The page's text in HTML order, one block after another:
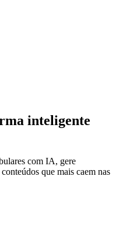
inteligente
com IA, gere
que mais caem nas